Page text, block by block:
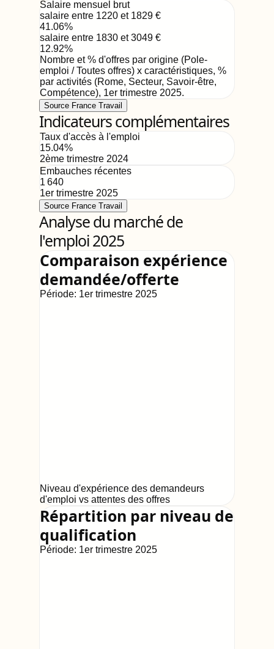
Salaire mensuel brut
salaire entre 1220 et 1829 €
41.06%
salaire entre 1830 et 3049 €
12.92%
Nombre et % d'offres par origine (Pole-
emploi / Toutes offres) x caractéristiques, %
par activités (Rome, Secteur, Savoir-être,
Compétence), 1er trimestre 2025.
Source France Travail
Indicateurs complémentaires
Taux d'accès à l'emploi
15.04%
2ème trimestre 2024
Embauches récentes
1 640
1er trimestre 2025
Source France Travail
Analyse du marché de
l'emploi 2025
Comparaison expérience
demandée/offerte
Période: 1er trimestre 2025
Niveau d'expérience des demandeurs
d'emploi vs attentes des offres
Répartition par niveau de
qualification
Période: 1er trimestre 2025